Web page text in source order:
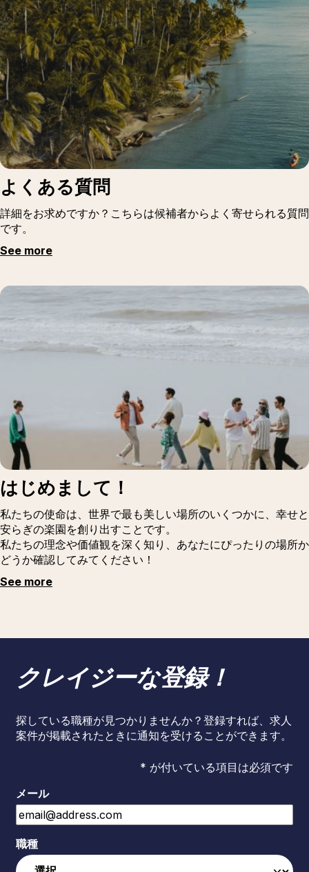
よくある質問
詳細をお求めですか？こちらは候補者からよく寄せられる質問
です。
See more
はじめまして！
私たちの使命は、世界で最も美しい場所のいくつかに、幸せと
安らぎの楽園を創り出すことです。
私たちの理念や価値観を深く知り、あなたにぴったりの場所か
どうか確認してみてください！
See more
クレイジーな登録！
探している職種が見つかりませんか？登録すれば、求人
案件が掲載されたときに通知を受けることができます。
* が付いている項目は必須です
メール
職種